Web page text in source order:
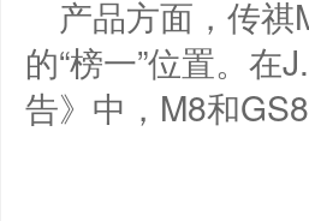
产品方面，传
的“榜一”位置。
告》中，M8和